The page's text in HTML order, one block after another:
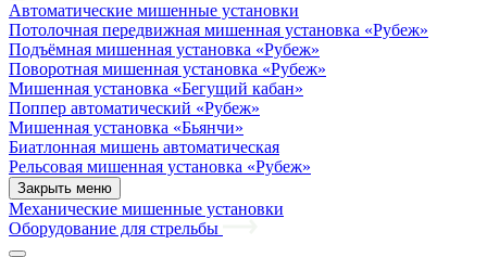
Автоматические мишенные установки
Потолочная передвижная мишенная установка «Рубеж»
Подъёмная мишенная установка «Рубеж»
Поворотная мишенная установка «Рубеж»
Мишенная установка «Бегущий кабан»
Поппер автоматический «Рубеж»
Мишенная установка «Бьянчи»
Биатлонная мишень автоматическая
Рельсовая мишенная установка «Рубеж»
Закрыть меню
Механические мишенные установки
Оборудование для стрельбы